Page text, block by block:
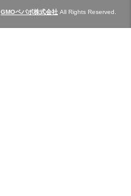
GMOペパボ株式会社 All Rights Reserved.